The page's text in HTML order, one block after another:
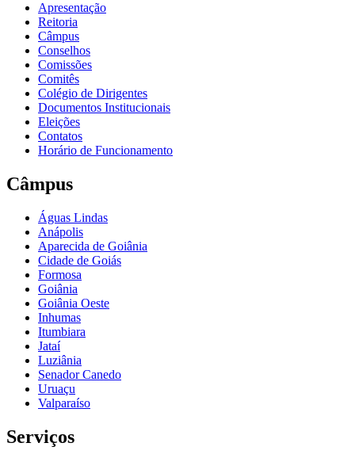
Apresentação
Reitoria
Câmpus
Conselhos
Comissões
Comitês
Colégio de Dirigentes
Documentos Institucionais
Eleições
Contatos
Horário de Funcionamento
Câmpus
Águas Lindas
Anápolis
Aparecida de Goiânia
Cidade de Goiás
Formosa
Goiânia
Goiânia Oeste
Inhumas
Itumbiara
Jataí
Luziânia
Senador Canedo
Uruaçu
Valparaíso
Serviços